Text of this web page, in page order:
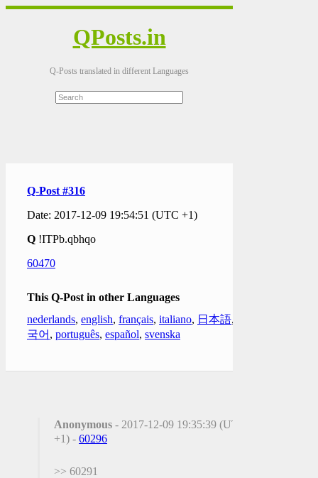
QPosts.in
Q-Posts translated in different Languages
Q-Post #316
Date: 2017-12-09 19:54:51 (UTC +1)
Q !ITPb.qbhqo
60470
This Q-Post in other Languages
nederlands, english, français, italiano, 日本語,
국어 , português, español, svenska
Anonymous - 2017-12-09 19:35:39 (UTC
+1) - 60296
>> 60291